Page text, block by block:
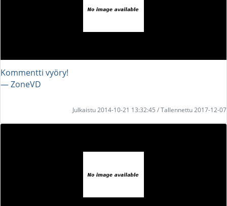
Kommentti vyöry!
― ZoneVD
Julkaistu 2014-10-21 13:32:45 / Tallennettu 2017-12-07